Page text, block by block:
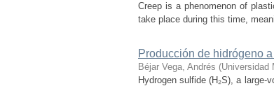
Creep is a phenomenon of
take place during this time,
Producción de hidrógeno
Béjar Vega, Andrés (Universidad
Hydrogen sulfide (H₂S), a